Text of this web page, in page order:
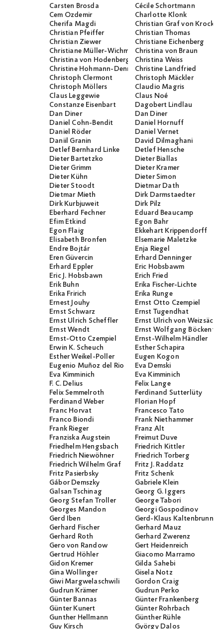
Carsten Brosda
Cécile Schortmann
Cem Özdemir
Charlotte Klonk
Cherifa Magdi
Christian Graf von
Christian Pfeiffer
Christian Thomas
Christian Ziewer
Christiane Eichenberg
Christiane Müller-WichmannChristina von Braun
Christina von Hodenberg
Christina Weiss
Christine Hohmann-DennhardtChristine Landfried
Christoph Clermont
Christoph Mäckler
Christoph Möllers
Claudio Magris
Claus Leggewie
Claus Noé
Constanze Eisenbart
Dagobert Lindlau
Dan Diner
Dan Diner
Daniel Cohn-Bendit
Daniel Hornuff
Daniel Röder
Daniel Vernet
Daniil Granin
David Dilmaghani
Detlef Bernhard Linke
Detlef Hensche
Dieter Bartetzko
Dieter Biallas
Dieter Grimm
Dieter Kramer
Dieter Kühn
Dieter Simon
Dieter Stoodt
Dietmar Dath
Dietmar Mieth
Dirk Darmstaedter
Dirk Kurbjuweit
Dirk Pilz
Eberhard Fechner
Eduard Beaucamp
Efim Etkind
Egon Bahr
Egon Flaig
Ekkehart Krippendorff
Elisabeth Bronfen
Elsemarie Maletzke
Endre Bojtár
Enja Riegel
Eren Güvercin
Erhard Denninger
Erhard Eppler
Eric Hobsbawm
Eric J. Hobsbawn
Erich Fried
Erik Buhn
Erika Fischer-Lichte
Erika Fririch
Erika Runge
Ernest Jouhy
Ernst Otto Czempiel
Ernst Schwarz
Ernst Tugendhat
Ernst Ulrich Scheffler
Ernst Ulrich von Weizsäcker
Ernst Wendt
Ernst Wolfgang
Ernst-Otto Czempiel
Ernst-Wilhelm Händler
Erwin K. Scheuch
Esther Schapira
Esther Weikel-Poller
Eugen Kogon
Eugenio Muñoz del Rio
Eva Demski
Eva Kimminich
Eva Kimminich
F. C. Delius
Felix Lange
Felix Semmelroth
Ferdinand Sutterlüty
Ferdinand Weber
Florian Hopf
Franc Horvat
Francesco Tato
Franco Biondi
Frank Niethammer
Frank Rieger
Franz Alt
Franziska Augstein
Freimut Duve
Friedhelm Hengsbach
Friedrich Kittler
Friedrich Niewöhner
Friedrich Torberg
Friedrich Wilhelm Graf
Fritz J. Raddatz
Fritz Pasierbsky
Fritz Schenk
Gábor Demszky
Gabriele Klein
Galsan Tschinag
Georg G. Iggers
Georg Stefan Troller
George Tabori
Georges Mandon
Georgi Gospodinov
Gerd Iben
Gerd-Klaus Kaltenbrunner
Gerhard Fischer
Gerhard Mauz
Gerhard Roth
Gerhard Zwerenz
Gero von Randow
Gert Heidenreich
Gertrud Höhler
Giacomo Marramo
Gidon Kremer
Gilda Sahebi
Gina Wollinger
Gisela Notz
Giwi Margwelaschwili
Gordon Craig
Gudrun Krämer
Gudrun Perko
Günter Bannas
Günter Frankenberg
Günter Kunert
Günter Rohrbach
Gunther Hellmann
Günther Rühle
Guy Kirsch
György Dalos